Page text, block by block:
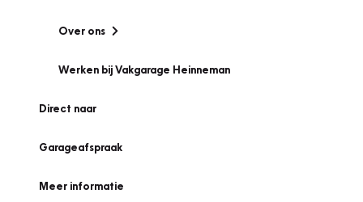
Over ons
Werken bij Vakgarage Heinneman
Direct naar
Garageafspraak
Meer informatie